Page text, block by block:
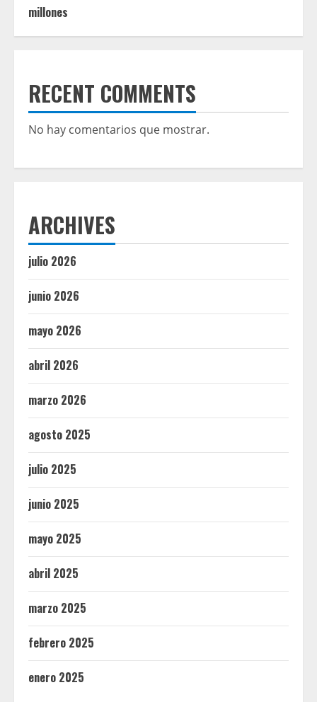
millones
RECENT COMMENTS
No hay comentarios que mostrar.
ARCHIVES
julio 2026
junio 2026
mayo 2026
abril 2026
marzo 2026
agosto 2025
julio 2025
junio 2025
mayo 2025
abril 2025
marzo 2025
febrero 2025
enero 2025